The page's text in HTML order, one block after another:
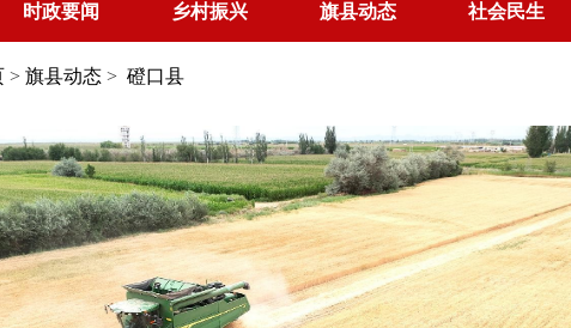
时政要闻 乡村振兴 旗县动态 社会民生
> 旗县动态 > 磴口县